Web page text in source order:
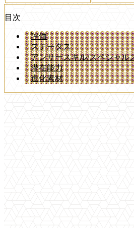
目次
評価
ステータス
アンサースキル/スペシャル
潜在能力
進化素材